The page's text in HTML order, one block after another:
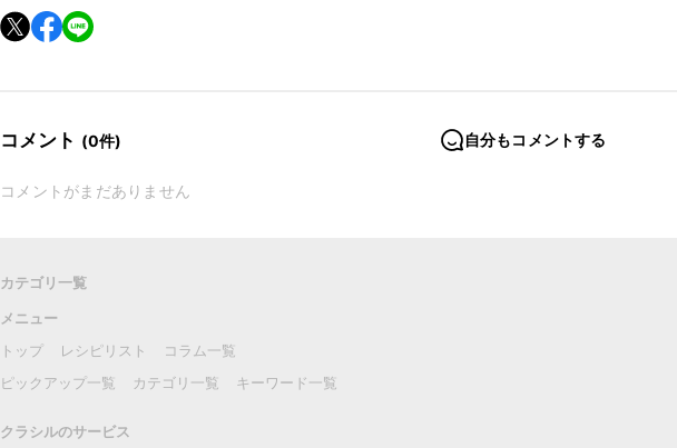
コメント (0件) 自分もコメントする
コメントがまだありません
カテゴリ一覧
メニュー
トップ
レシピリスト
コラム一覧
ピックアップ一覧
カテゴリ一覧 キーワード一覧
クラシルのサービス